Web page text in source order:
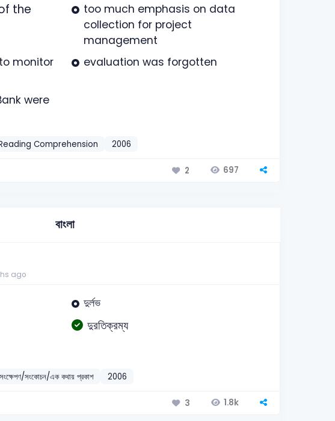
the
too much emphasis on data
collection for project
management
monitor
evaluation was forgotten
were
Comprehension 2006
2 697
বাংলা
ago
দুর্লভ
দুরতিক্রম্য
সংকোচন/এক কথায় প্রকাশ 2006
3 1.8k